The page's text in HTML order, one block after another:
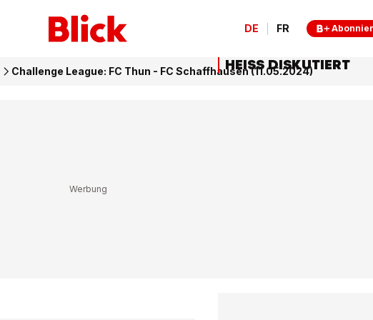
DE FR
Challenge League: FC Thun - FC Schaffhausen (11.05.2024)
HEISS DISKUTIERT